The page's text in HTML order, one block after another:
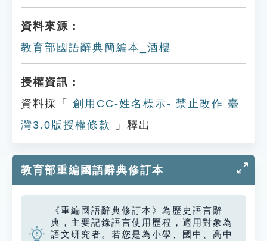
資料來源：
教育部國語辭典簡編本_酒樓
授權資訊：
資料採「
創用CC-姓名標示- 禁止改作 臺
灣3.0版授權條款
」釋出
教育部重編國語辭典修訂本
《重編國語辭典修訂本》為歷史語言辭
典，主要記錄語言使用歷程，適用對象為
語文研究者。若您是為小學、國中、高中